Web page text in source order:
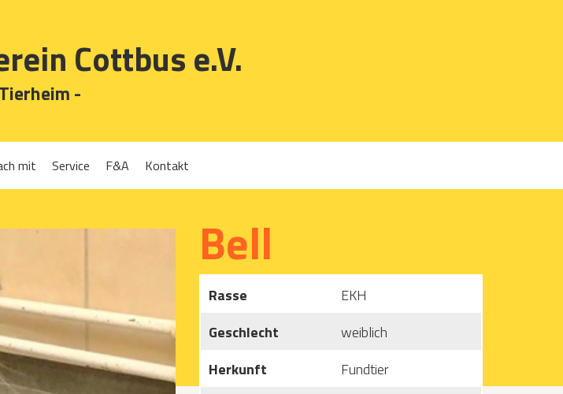
Cottbus e.V.
-
mit
werden
Service F&A Kontakt
Bell
Rasse
EKH
Geschlecht
weiblich
Herkunft
Fundtier